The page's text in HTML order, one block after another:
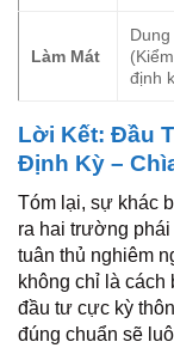
Làm Mát
định
Lời Kết: Đầu
Định Kỳ –
Tóm lại, sự khác
ra hai trường
tuân thủ nghiêm
không chỉ là cách
đầu tư cực kỳ
đúng chuẩn sẽ